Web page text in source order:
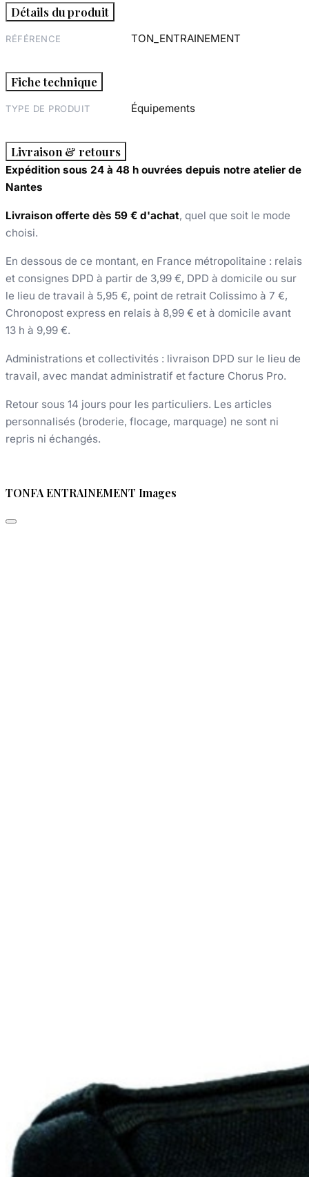
Détails du produit
RÉFÉRENCE TON_ENTRAINEMENT
Fiche technique
TYPE DE PRODUIT Équipements
Livraison & retours
Expédition sous 24 à 48 h ouvrées depuis notre atelier de
Nantes
Livraison offerte dès 59 € d'achat, quel que soit le mode
choisi.
En dessous de ce montant, en France métropolitaine : relais
et consignes DPD à partir de 3,99 €, DPD à domicile ou sur
le lieu de travail à 5,95 €, point de retrait Colissimo à 7 €,
Chronopost express en relais à 8,99 € et à domicile avant
13 h à 9,99 €.
Administrations et collectivités : livraison DPD sur le lieu de
travail, avec mandat administratif et facture Chorus Pro.
Retour sous 14 jours pour les particuliers. Les articles
personnalisés (broderie, flocage, marquage) ne sont ni
repris ni échangés.
TONFA ENTRAINEMENT Images